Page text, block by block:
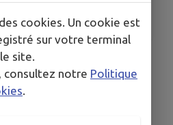
30 sept.
de la rentrée et
estivale !😀👍
cookies. Un cookie est
sur votre terminal
site.
consultez notre Politique